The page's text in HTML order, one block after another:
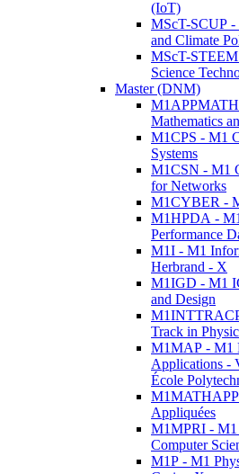
(IoT)
MScT-SCUP -
and Climate
MScT-
Science
Master (DNM)
Mathematics
M1CPS - M1
Systems
M1CSN - M1
for Networks
M1CYBER -
M1HPDA -
Performance
M1I - M1
Herbrand - X
M1IGD - M1
and Design
Track in
M1MAP - M1
Applications -
École
M1MATHAPP
Appliquées
M1MPRI - M1
Computer
M1P - M1